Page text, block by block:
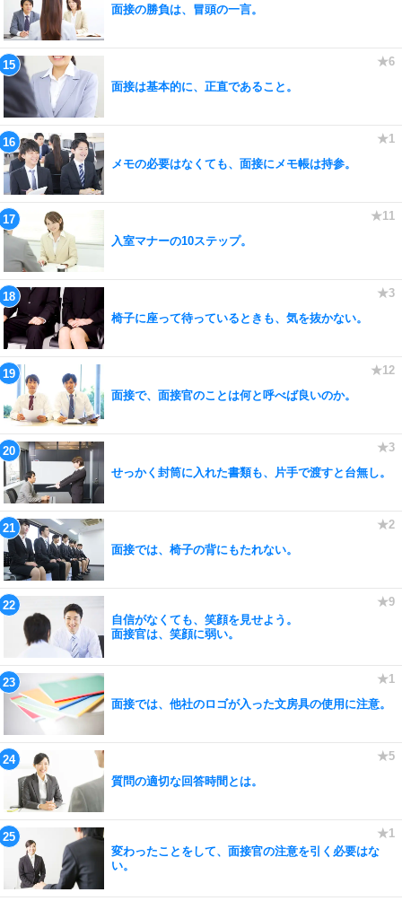
面接の勝負は、冒頭の一言。
面接は基本的に、正直であること。
メモの必要はなくても、面接にメモ帳は持参。
入室マナーの10ステップ。
椅子に座って待っているときも、気を抜かない。
面接で、面接官のことは何と呼べば良いのか。
せっかく封筒に入れた書類も、片手で渡すと台無し。
面接では、椅子の背にもたれない。
自信がなくても、笑顔を見せよう。
面接官は、笑顔に弱い。
面接では、他社のロゴが入った文房具の使用に注意。
質問の適切な回答時間とは。
変わったことをして、面接官の注意を引く必要はな
い。